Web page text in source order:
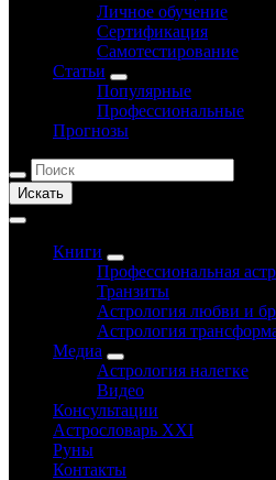
Личное обучение
Сертификация
Самотестирование
Статьи
Популярные
Профессиональные
Прогнозы
Искать
Книги
Профессиональная
Транзиты
Астрология любви и
Астрология
Медиа
Астрология налегке
Видео
Консультации
Астрословарь XXI
Руны
Контакты